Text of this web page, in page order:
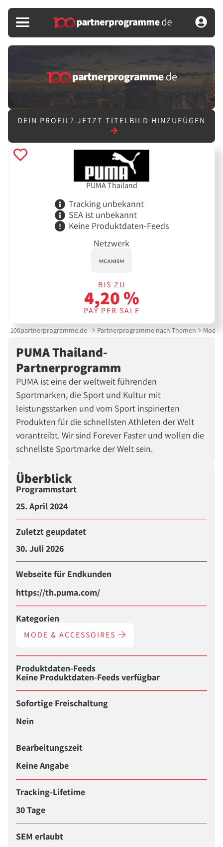
DEIN PROFIL? JETZT TITELBILD HINZUFÜGEN
PUMA Thailand
Tracking unbekannt
SEA ist unbekannt
Keine Produktdaten-Feeds
Netzwerk
BIS ZU
4,20 %
PAY PER SALE
100partnerprogramme.de Partnerprogramme nach Themen Mode
PUMA Thailand-
Partnerprogramm
PUMA ist eine der weltweit führenden
Sportmarken, die Sport und Kultur mit
leistungsstarken und vom Sport inspirierten
Produkten für die schnellsten Athleten der Welt
vorantreibt. Wir sind Forever Faster und wollen die
schnellste Sportmarke der Welt sein.
Überblick
Programmstart
25. April 2024
Zuletzt geupdatet
30. Juli 2026
Webseite für Endkunden
https://th.puma.com/
Kategorien
MODE & ACCESSOIRES
Produktdaten-Feeds
Keine Produktdaten-Feeds verfügbar
Sofortige Freischaltung
Nein
Bearbeitungszeit
Keine Angabe
Tracking-Lifetime
30 Tage
SEM erlaubt